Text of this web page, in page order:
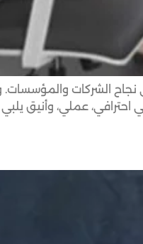
نجاح الشركات
احترافي، عملي، وأنيق